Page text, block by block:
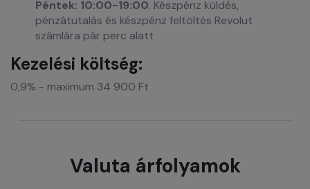
Péntek: 10:00-19:00. Készpénz küldés,
pénzátutalás és készpénz feltöltés Revolut
számlára pár perc alatt
Kezelési költség:
0,9% - maximum 34 900 Ft
Valuta árfolyamok